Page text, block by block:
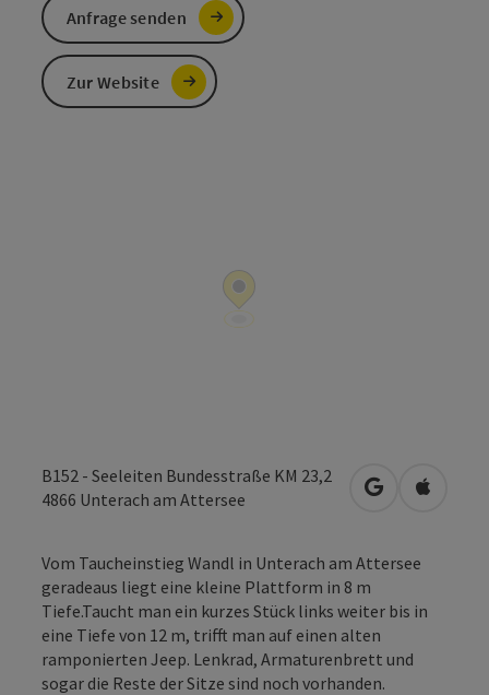
B152 - Seeleiten Bundesstraße KM 23,2
4866 Unterach am Attersee in Google
in
Vom Taucheinstieg Wandl in Unterach am Attersee
geradeaus liegt eine kleine Plattform in 8 m
Tiefe.Taucht man ein kurzes Stück links weiter bis in
eine Tiefe von 12 m, trifft man auf einen alten
ramponierten Jeep. Lenkrad, Armaturenbrett und
sogar die Reste der Sitze sind noch vorhanden.
Anfrage senden
Zur Website